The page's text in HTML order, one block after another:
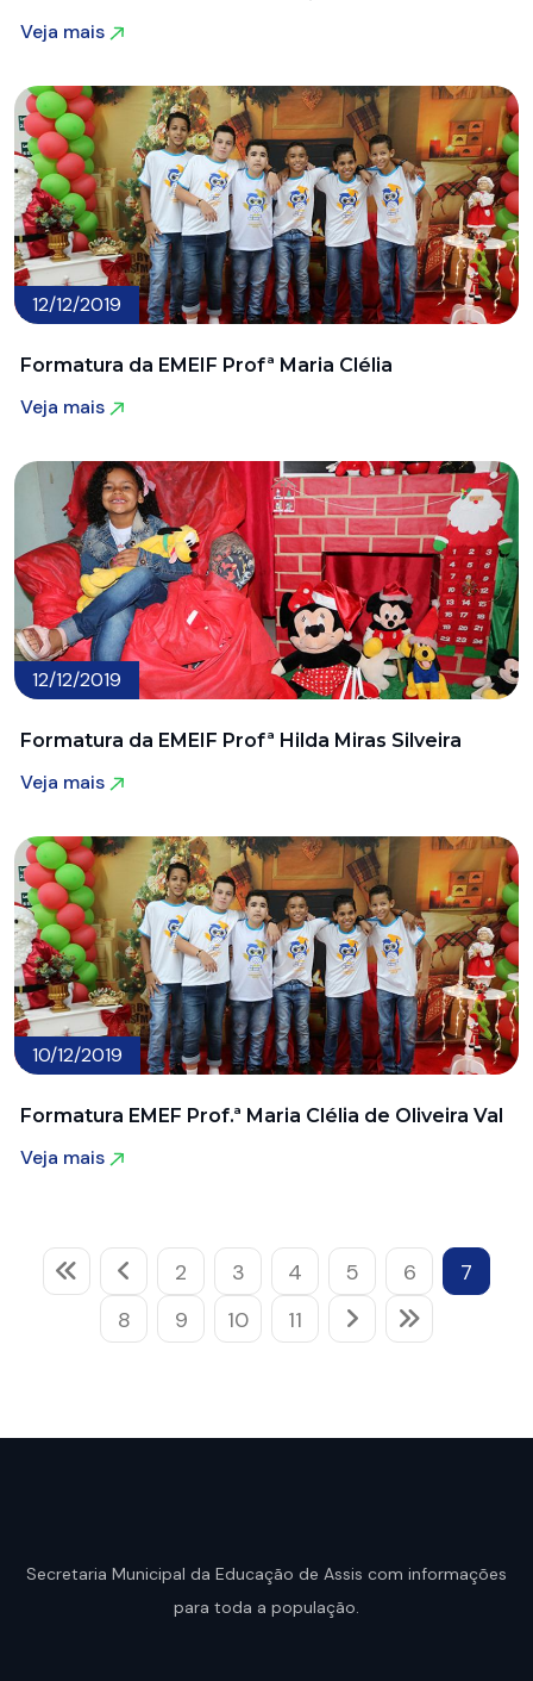
Veja mais
12/12/2019
Formatura da EMEIF Profª Maria Clélia
Veja mais
12/12/2019
Formatura da EMEIF Profª Hilda Miras Silveira
Veja mais
10/12/2019
Formatura EMEF Prof.ª Maria Clélia de Oliveira Val
Veja mais
2 3 4 5 6
7
8
9 10 11
Secretaria Municipal da Educação de Assis com informações
para toda a população.